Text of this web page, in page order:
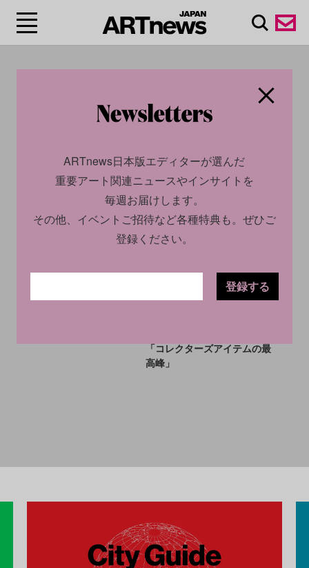
マイケル・ジョーダンの伝説
「コレクターズアイテムの最
高峰」
ARTnews日本版エディターが選んだ
重要アート関連ニュースやインサイトを
毎週お届けします。
その他、イベントご招待など各種特典も。ぜひご
登録ください。
登録する